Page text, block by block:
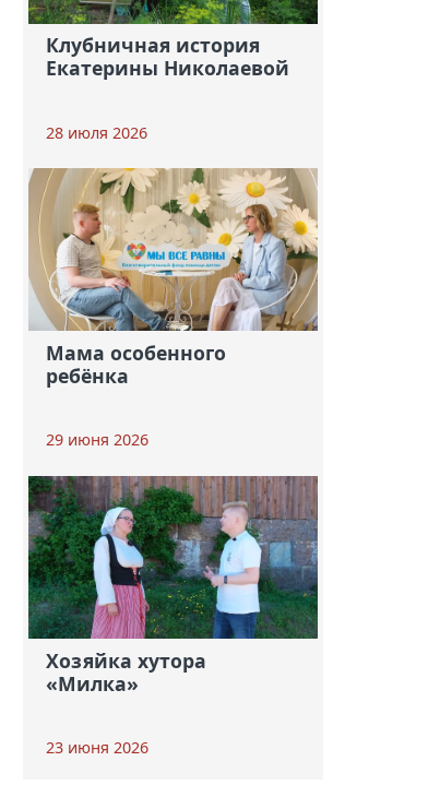
Клубничная история
Екатерины Николаевой
28 июля 2026
Мама особенного
ребёнка
29 июня 2026
Хозяйка хутора
«Милка»
23 июня 2026